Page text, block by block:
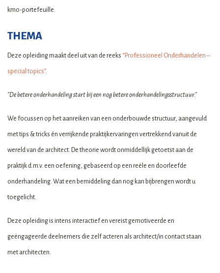
kmo-portefeuille.
THEMA
Deze opleiding maakt deel uit van de reeks “Professioneel Onderhandelen –
special topics”.
"De betere onderhandeling start bij een nog betere onderhandelingsstructuur."
We focussen op het aanreiken van een onderbouwde structuur, aangevuld
met tips & tricks én verrijkende praktijkervaringen vertrekkend vanuit de
wereld van de architect. De theorie wordt onmiddellijk getoetst aan de
praktijk d.m.v. een oefening, gebaseerd op een reële en doorleefde
onderhandeling. Wat een bemiddeling dan nog kan bijbrengen wordt u
toegelicht.
Deze opleiding is intens interactief en vereist gemotiveerde en
geëngageerde deelnemers die zelf acteren als architect/in contact staan
met architecten.